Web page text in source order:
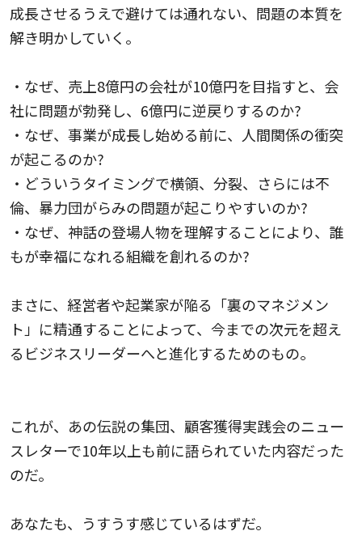
成長させるうえで避けては通れない、問題の本質を
解き明かしていく。
・なぜ、売上8億円の会社が10億円を目指すと、会
社に問題が勃発し、6億円に逆戻りするのか?
・なぜ、事業が成長し始める前に、人間関係の衝突
が起こるのか?
・どういうタイミングで横領、分裂、さらには不
倫、暴力団がらみの問題が起こりやすいのか?
・なぜ、神話の登場人物を理解することにより、誰
もが幸福になれる組織を創れるのか?
まさに、経営者や起業家が陥る「裏のマネジメン
ト」に精通することによって、今までの次元を超え
る ビジネスリーダーへと進化するためのもの。
これが、あの伝説の集団、顧客獲得実践会のニュー
スレターで10年以上も前に語られていた内容だった
のだ。
あなたも、うすうす感じているはずだ。